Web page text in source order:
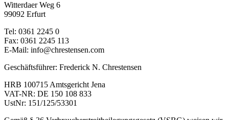
Witterdaer Weg 6
99092 Erfurt
Tel: 0361 2245 0
Fax: 0361 2245 113
E-Mail: info@chrestensen.com
Geschäftsführer: Frederick N. Chrestensen
HRB 100715 Amtsgericht Jena
VAT-NR: DE 150 108 833
UstNr: 151/125/53301